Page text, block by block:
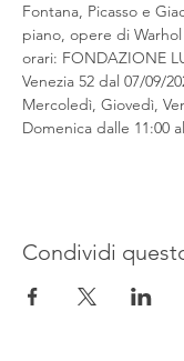
Fontana, Picasso e
piano, opere di
orari: FONDAZIONE
Venezia 52 dal 07/09/
Mercoledì, Giovedì,
Domenica dalle 11:00
Condividi